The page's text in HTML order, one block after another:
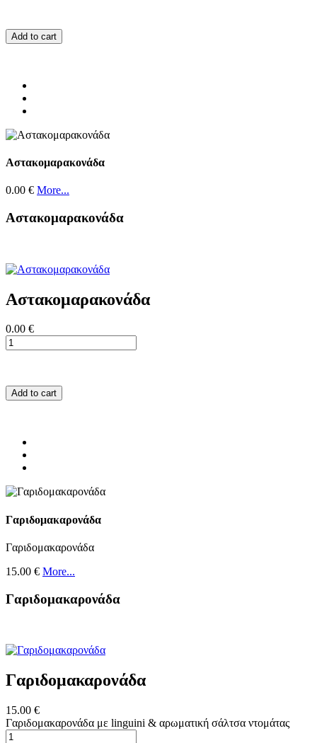
Add to cart
Αστακομαρακονάδα
0.00 € More...
Αστακομαρακονάδα
Αστακομαρακονάδα
0.00 €
Add to cart
Γαριδομακαρονάδα
Γαριδομακαρονάδα
15.00 € More...
Γαριδομακαρονάδα
Γαριδομακαρονάδα
15.00 €
Γαριδομακαρονάδα με linguini & αρωματική σάλτσα ντομάτας